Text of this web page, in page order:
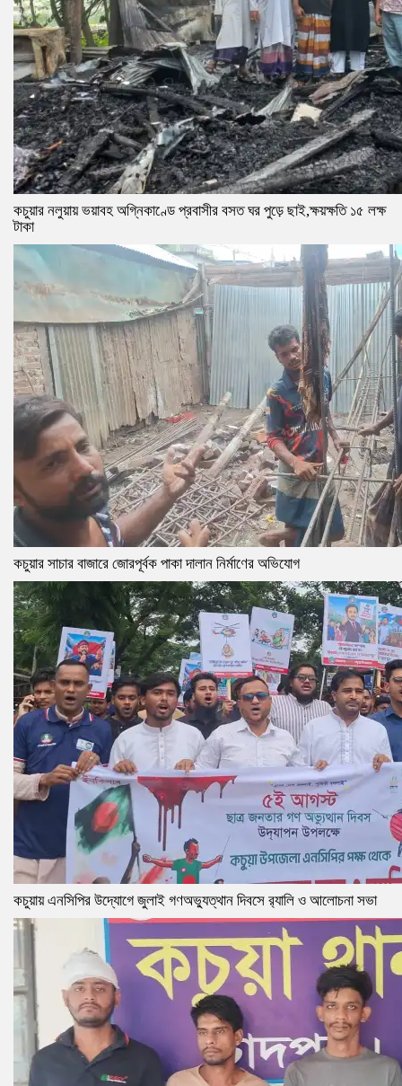
কচুয়ার নলুয়ায় ভয়াবহ অগ্নিকাণ্ডে প্রবাসীর বসত ঘর পুড়ে ছাই,ক্ষয়ক্ষতি ১৫ লক্ষ
টাকা
কচুয়ার সাচার বাজারে জোরপূর্বক পাকা দালান নির্মাণের অভিযোগ
কচুয়ায় এনসিপির উদ্যোগে জুলাই গণঅভ্যুত্থান দিবসে র‌্যালি ও আলোচনা সভা